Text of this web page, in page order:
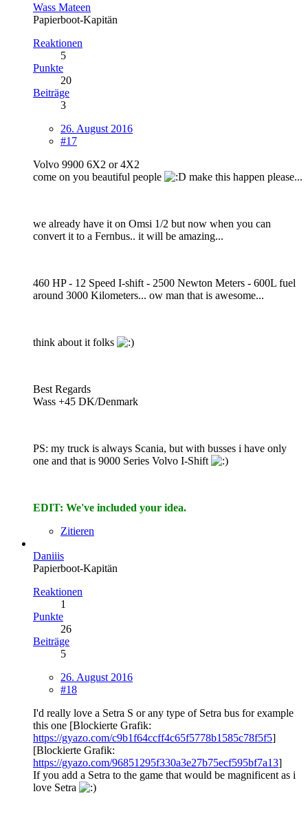
Wass Mateen
Papierboot-Kapitän
Reaktionen
5
Punkte
20
Beiträge
3
26. August 2016
#17
Volvo 9900 6X2 or 4X2
come on you beautiful people
make this happen please...
we already have it on Omsi 1/2 but now when you can
convert it to a Fernbus.. it will be amazing...
460 HP - 12 Speed I-shift - 2500 Newton Meters - 600L fuel
around 3000 Kilometers... ow man that is awesome...
think about it folks
Best Regards
Wass +45 DK/Denmark
PS: my truck is always Scania, but with busses i have only
one and that is 9000 Series Volvo I-Shift
EDIT: We've included your idea.
Zitieren
Daniiis
Papierboot-Kapitän
Reaktionen
1
Punkte
26
Beiträge
5
26. August 2016
#18
I'd really love a Setra S or any type of Setra bus for example
this one [Blockierte Grafik:
https://gyazo.com/c9b1f64ccff4c65f5778b1585c78f5f5]
[Blockierte Grafik:
https://gyazo.com/96851295f330a3e27b75ecf595bf7a13]
If you add a Setra to the game that would be magnificent as i
love Setra